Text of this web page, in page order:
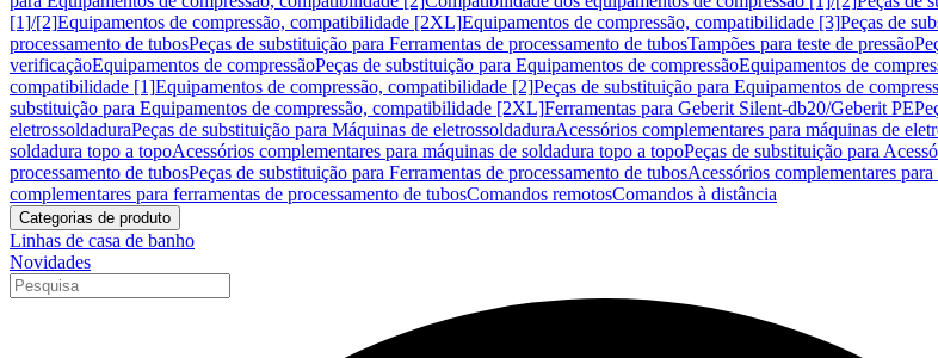
[1]/[2]Equipamentos de compressão, compatibilidade [2XL]Equipamentos de compressão, compatibilidade [3]Peças de
processamento de tubosPeças de substituição para Ferramentas de processamento de tubosTampões para teste de pressão
verificaçãoEquipamentos de compressãoPeças de substituição para Equipamentos de compressãoEquipamentos de
compatibilidade [1]Equipamentos de compressão, compatibilidade [2]Peças de substituição para Equipamentos de
substituição para Equipamentos de compressão, compatibilidade [2XL]Ferramentas para Geberit Silent-db20/Geberit PE
eletrossoldaduraPeças de substituição para Máquinas de eletrossoldaduraAcessórios complementares para máquinas de
soldadura topo a topoAcessórios complementares para máquinas de soldadura topo a topoPeças de substituição para
processamento de tubosPeças de substituição para Ferramentas de processamento de tubosAcessórios complementares
complementares para ferramentas de processamento de tubosComandos remotosComandos à distância
Categorias de produto
Linhas de casa de banho
Novidades